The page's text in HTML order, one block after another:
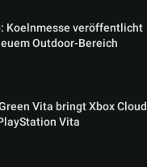
Koelnmesse veröffentlicht
Outdoor-Bereich
Vita bringt Xbox Cloud
Vita